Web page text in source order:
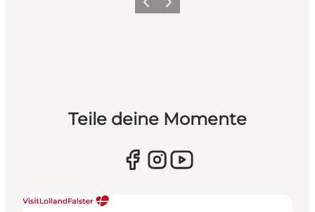
ZurückWeiter
Teile deine Momente